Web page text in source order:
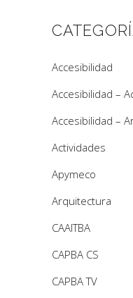
Accesibilidad
Accesibilidad –
Accesibilidad –
Actividades
Apymeco
Arquitectura
CAAITBA
CAPBA CS
CAPBA TV